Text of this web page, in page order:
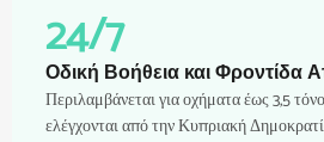
24/7
Οδική Βοήθεια και Φροντίδα
Περιλαμβάνεται για οχήματα έως 3,5
ελέγχονται από την Κυπριακή